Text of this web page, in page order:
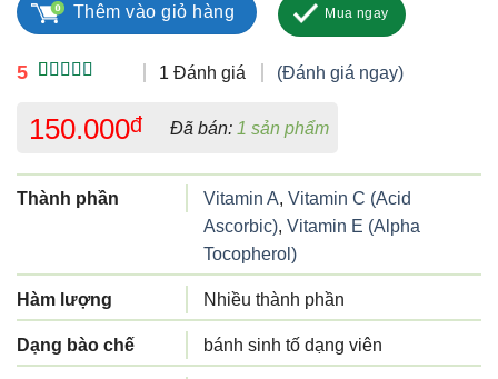
5
đánh giá
1 Đánh giá (Đánh giá ngay)
150.000đ Đã bán: 1 sản phẩm
Thành phần Vitamin A, Vitamin C (Acid
Ascorbic), Vitamin E (Alpha
Tocopherol)
Hàm lượng Nhiều thành phần
Dạng bào chế bánh sinh tố dạng viên
Thêm vào giỏ hàng Mua ngay